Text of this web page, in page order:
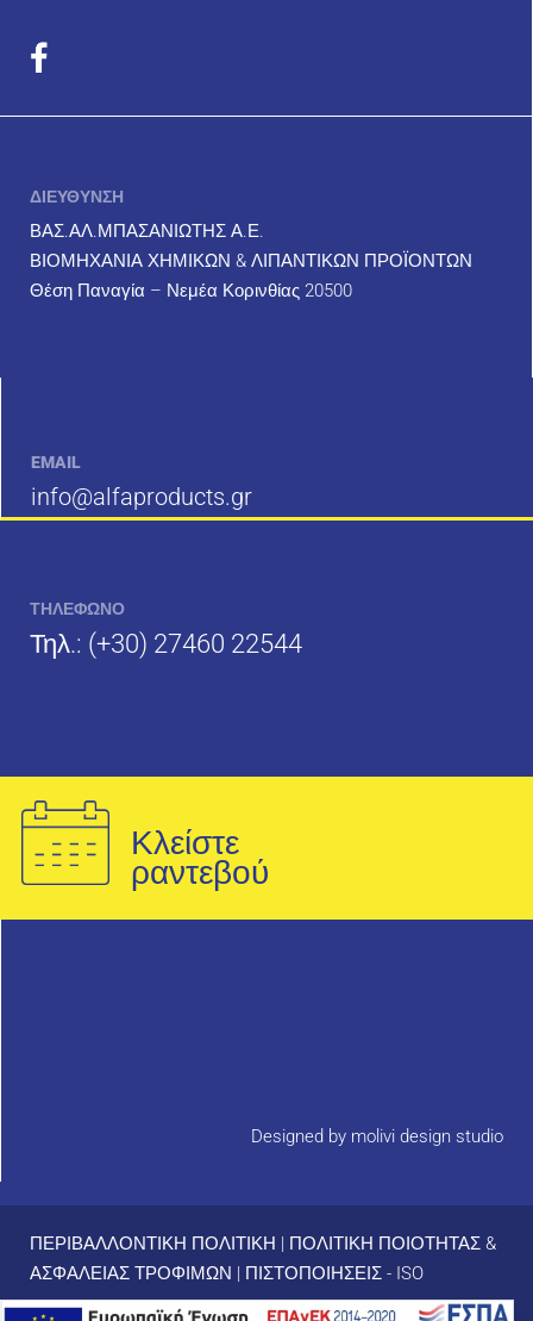
ΔΙΕΥΘΥΝΣΗ
ΒΑΣ.ΑΛ.ΜΠΑΣΑΝΙΩΤΗΣ Α.Ε.
ΒΙΟΜΗΧΑΝΙΑ ΧΗΜΙΚΩΝ & ΛΙΠΑΝΤΙΚΩΝ ΠΡΟΪΟΝΤΩΝ
Θέση Παναγία – Νεμέα Κορινθίας 20500
EMAIL
info@alfaproducts.gr
ΤΗΛΕΦΩΝΟ
Τηλ.: (+30) 27460 22544
Κλείστε
ραντεβού
Designed by molivi design studio
ΠΕΡΙΒΑΛΛΟΝΤΙΚΗ ΠΟΛΙΤΙΚΗ | ΠΟΛΙΤΙΚΗ ΠΟΙΟΤΗΤΑΣ &
ΑΣΦΑΛΕΙΑΣ ΤΡΟΦΙΜΩΝ | ΠΙΣΤΟΠΟΙΗΣΕΙΣ - ISO